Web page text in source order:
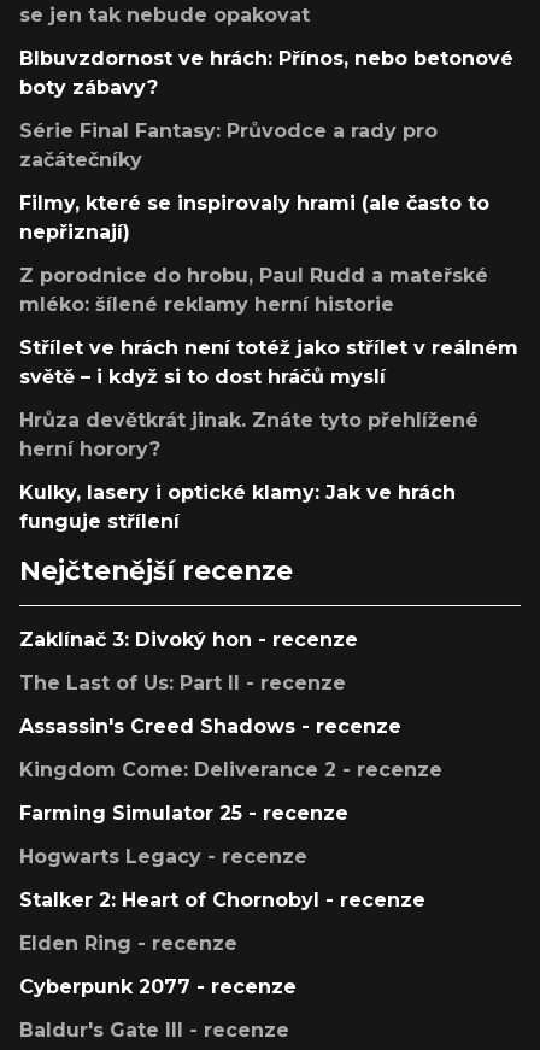
se jen tak nebude opakovat
Blbuvzdornost ve hrách: Přínos, nebo betonové
boty zábavy?
Série Final Fantasy: Průvodce a rady pro
začátečníky
Filmy, které se inspirovaly hrami (ale často to
nepřiznají)
Z porodnice do hrobu, Paul Rudd a mateřské
mléko: šílené reklamy herní historie
Střílet ve hrách není totéž jako střílet v reálném
světě – i když si to dost hráčů myslí
Hrůza devětkrát jinak. Znáte tyto přehlížené
herní horory?
Kulky, lasery i optické klamy: Jak ve hrách
funguje střílení
Nejčtenější recenze
Zaklínač 3: Divoký hon - recenze
The Last of Us: Part II - recenze
Assassin's Creed Shadows - recenze
Kingdom Come: Deliverance 2 - recenze
Farming Simulator 25 - recenze
Hogwarts Legacy - recenze
Stalker 2: Heart of Chornobyl - recenze
Elden Ring - recenze
Cyberpunk 2077 - recenze
Baldur's Gate III - recenze